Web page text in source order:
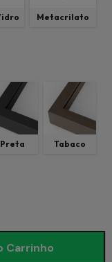
Metacrilato
Preta Tabaco